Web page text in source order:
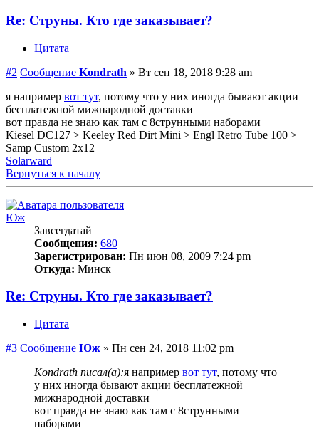
Re: Струны. Кто где заказывает?
Цитата
#2 Сообщение Kondrath » Вт сен 18, 2018 9:28 am
я например вот тут, потому что у них иногда бывают акции
бесплатежной мижнародной доставки
вот правда не знаю как там с 8струнными наборами
Kiesel DC127 > Keeley Red Dirt Mini > Engl Retro Tube 100 >
Samp Custom 2x12
Solarward
Вернуться к началу
Юж
Завсегдатай
Сообщения: 680
Зарегистрирован: Пн июн 08, 2009 7:24 pm
Откуда: Минск
Re: Струны. Кто где заказывает?
Цитата
#3 Сообщение Юж » Пн сен 24, 2018 11:02 pm
Kondrath писал(а):я например вот тут, потому что
у них иногда бывают акции бесплатежной
мижнародной доставки
вот правда не знаю как там с 8струнными
наборами